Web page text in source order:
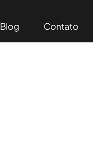
Blog Contato